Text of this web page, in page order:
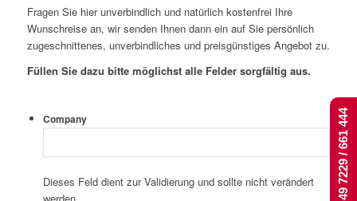
Fragen Sie hier unverbindlich und natürlich kostenfrei Ihre
Wunschreise an, wir senden Ihnen dann ein auf Sie persönlich
zugeschnittenes, unverbindliches und preisgünstiges Angebot zu.
Füllen Sie dazu bitte möglichst alle Felder sorgfältig aus.
Company
Dieses Feld dient zur Validierung und sollte nicht verändert
+49 7229 / 661 444